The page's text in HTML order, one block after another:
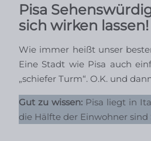
Pisa
sich wirken lassen!
Wie immer heißt unser
Eine Stadt wie Pisa auch
„schiefer Turm“. O.K. und
Gut zu wissen:Pisa liegt in
die Hälfte der Einwohner sind